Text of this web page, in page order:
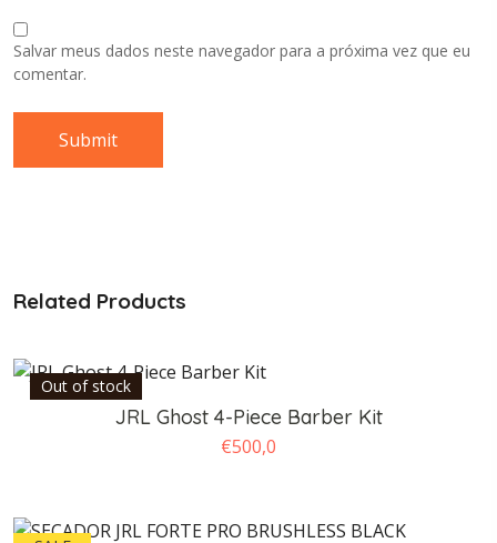
Salvar meus dados neste navegador para a próxima vez que eu
comentar.
Related Products
Out of stock
JRL Ghost 4-Piece Barber Kit
€500,0